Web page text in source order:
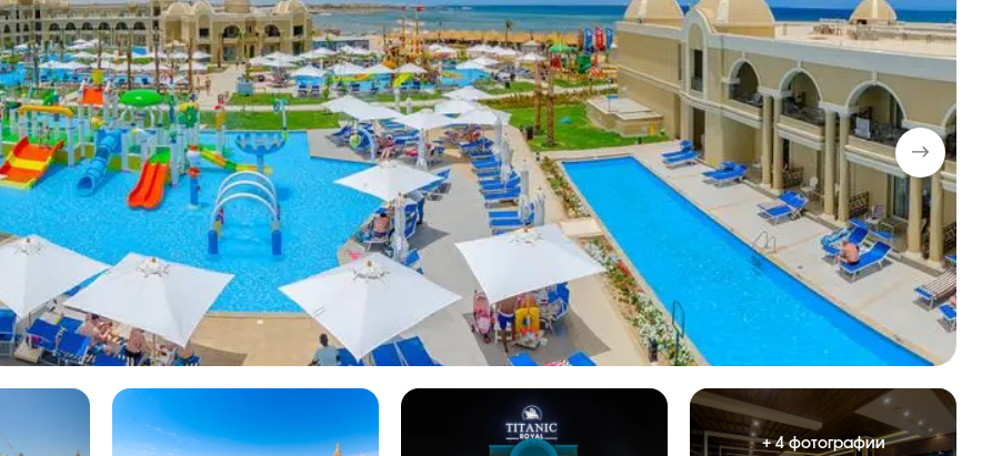
+ 4 фотографии